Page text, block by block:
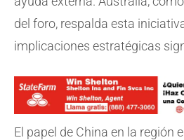
del foro, respalda esta
implicaciones estratégicas
El papel de China en la región